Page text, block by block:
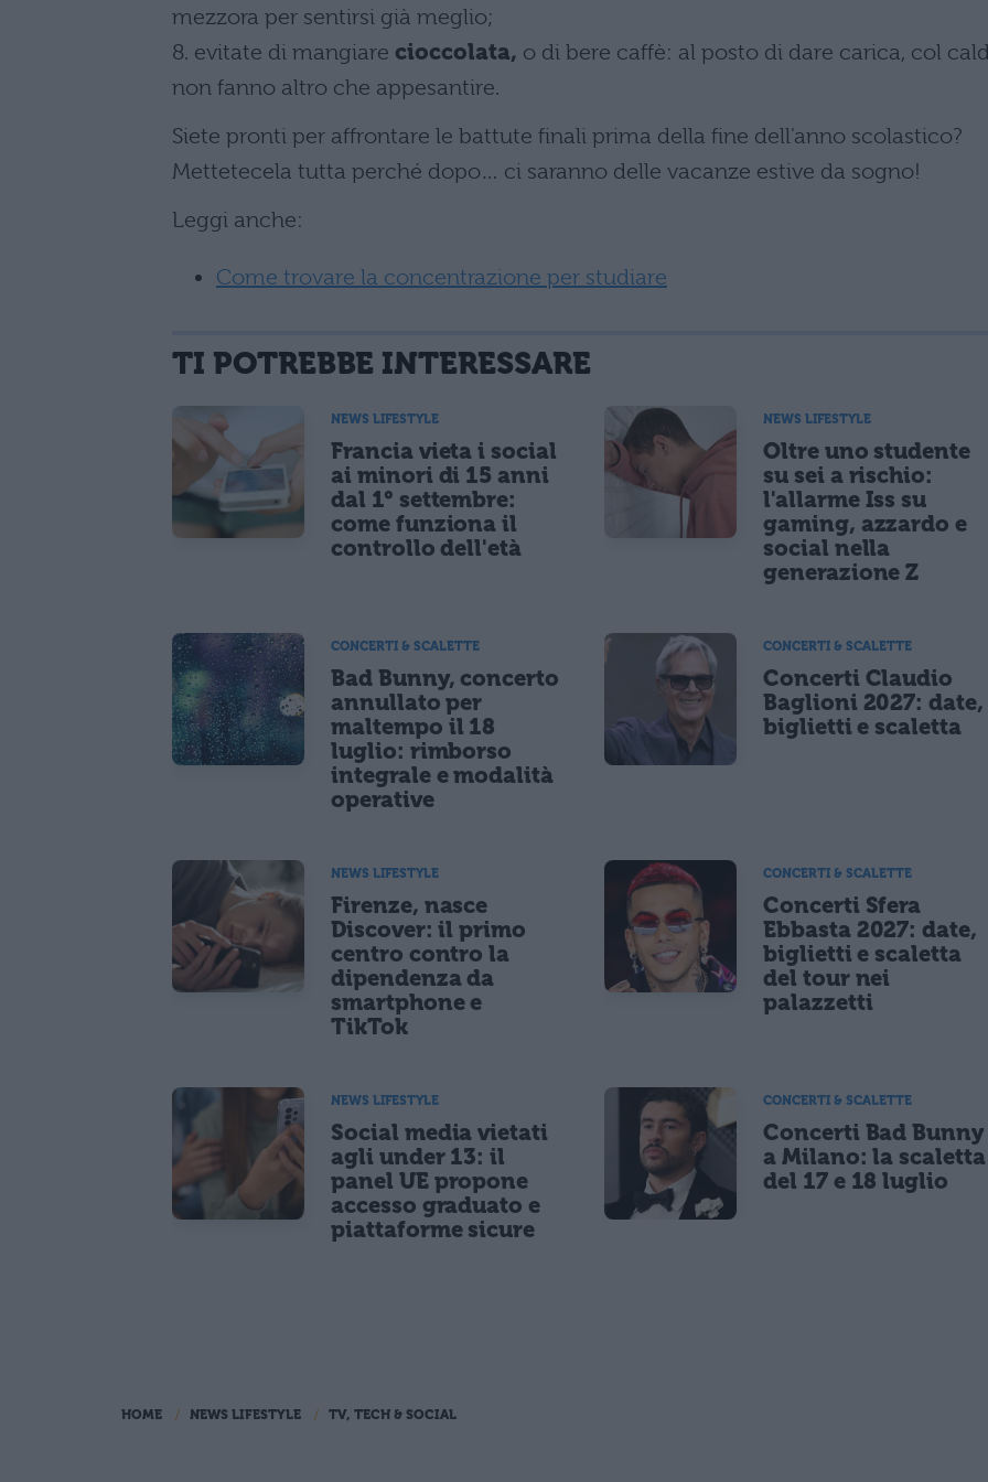
mezzora per sentirsi già meglio;
8. evitate di mangiare cioccolata, o di bere caffè: al posto di dare carica, col
non fanno altro che appesantire.
Siete pronti per affrontare le battute finali prima della fine dell'anno scolastico?
Mettetecela tutta perché dopo… ci saranno delle vacanze estive da sogno!
Leggi anche:
Come trovare la concentrazione per studiare
TI POTREBBE INTERESSARE
NEWS LIFESTYLE
Francia vieta i social
ai minori di 15 anni
dal 1° settembre:
come funziona il
controllo dell'età
NEWS LIFESTYLE
Oltre uno studente
su sei a rischio:
l'allarme Iss su
gaming, azzardo e
social nella
generazione Z
CONCERTI & SCALETTE
Bad Bunny, concerto
annullato per
maltempo il 18
luglio: rimborso
integrale e modalità
operative
CONCERTI & SCALETTE
Concerti Claudio
Baglioni 2027: date,
biglietti e scaletta
NEWS LIFESTYLE
Firenze, nasce
Discover: il primo
centro contro la
dipendenza da
smartphone e
TikTok
CONCERTI & SCALETTE
Concerti Sfera
Ebbasta 2027: date,
biglietti e scaletta
del tour nei
palazzetti
NEWS LIFESTYLE
Social media vietati
agli under 13: il
panel UE propone
accesso graduato e
piattaforme sicure
CONCERTI & SCALETTE
Concerti Bad Bunny
a Milano: la scaletta
del 17 e 18 luglio
HOME NEWS LIFESTYLE TV, TECH & SOCIAL